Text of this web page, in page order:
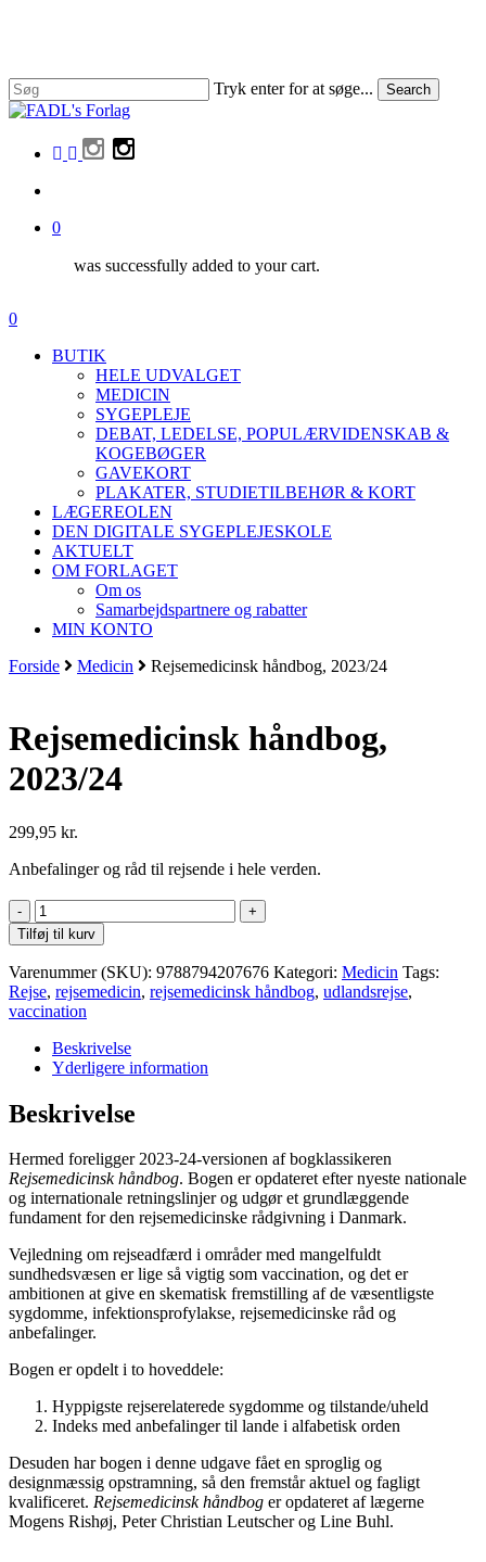
content
Tryk enter for at søge... Search
Close
facebook
linkedin
instagram
0
was successfully added to your cart.
Menu
search
0
BUTIK
HELE UDVALGET
MEDICIN
SYGEPLEJE
DEBAT, LEDELSE, POPULÆRVIDENSKAB &
KOGEBØGER
GAVEKORT
PLAKATER, STUDIETILBEHØR & KORT
LÆGEREOLEN
DEN DIGITALE SYGEPLEJESKOLE
AKTUELT
OM FORLAGET
Om os
Samarbejdspartnere og rabatter
MIN KONTO
Forside
Medicin Rejsemedicinsk håndbog, 2023/24
Rejsemedicinsk håndbog,
2023/24
299,95 kr.
Anbefalinger og råd til rejsende i hele verden.
Rejsemedicinsk
håndbog,
2023/24
antal
Tilføj til kurv
Varenummer (SKU): 9788794207676 Kategori: Medicin Tags:
Rejse, rejsemedicin, rejsemedicinsk håndbog, udlandsrejse,
vaccination
Beskrivelse
Yderligere information
Beskrivelse
Hermed foreligger 2023-24-versionen af bogklassikeren
Rejsemedicinsk håndbog. Bogen er opdateret efter nyeste nationale
og internationale retningslinjer og udgør et grundlæggende
fundament for den rejsemedicinske rådgivning i Danmark.
Vejledning om rejseadfærd i områder med mangelfuldt
sundhedsvæsen er lige så vigtig som vaccination, og det er
ambitionen at give en skematisk fremstilling af de væsentligste
sygdomme, infektionsprofylakse, rejsemedicinske råd og
anbefalinger.
Bogen er opdelt i to hoveddele:
Hyppigste rejserelaterede sygdomme og tilstande/uheld
Indeks med anbefalinger til lande i alfabetisk orden
Desuden har bogen i denne udgave fået en sproglig og
designmæssig opstramning, så den fremstår aktuel og fagligt
kvalificeret. Rejsemedicinsk håndbog er opdateret af lægerne
Mogens Rishøj, Peter Christian Leutscher og Line Buhl.